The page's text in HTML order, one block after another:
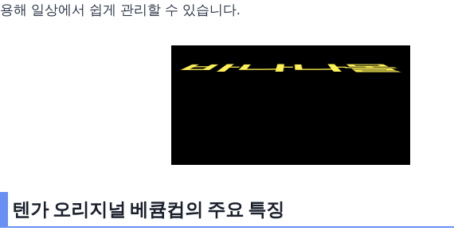
용해 일상에서 쉽게 관리할 수 있습니다.
텐가 오리지널 베큠컵의 주요 특징